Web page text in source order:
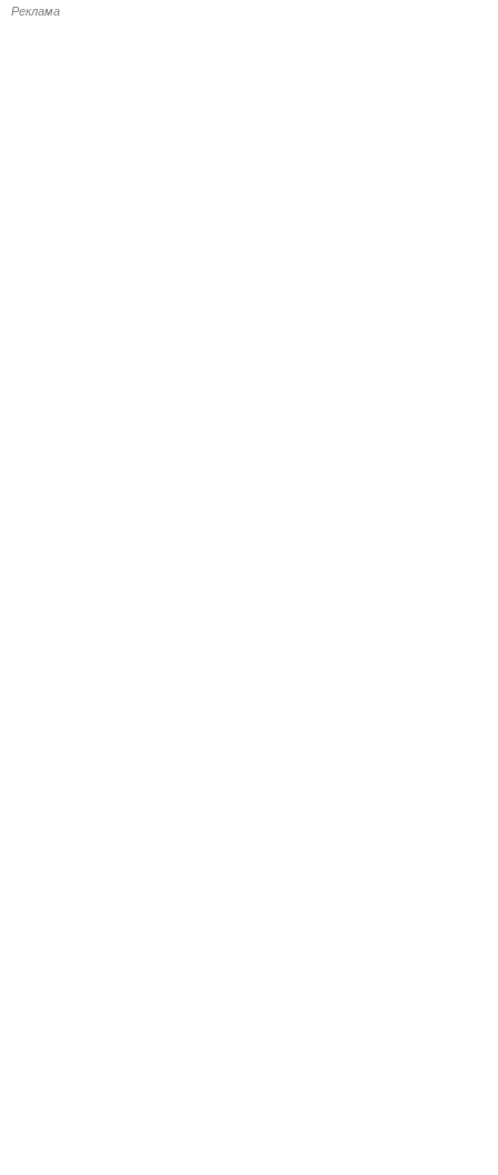
Реклама